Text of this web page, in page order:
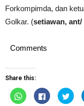
Forkompimda, dan
Golkar. (setiawan,
Comments
Share this:
Click
to
Click
to
Click
to